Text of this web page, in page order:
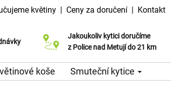
květiny | Ceny za doručení | Kontakt
Jakoukoliv kytici doručíme
z Police nad Metují do 21 km
Možnost vyzvednout v naší
koše Smuteční kytice